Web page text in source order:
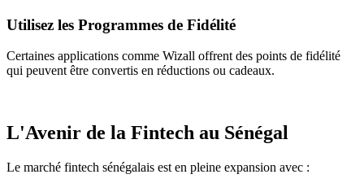
Utilisez les Programmes de Fidélité
Certaines applications comme Wizall offrent des points de fidélité
qui peuvent être convertis en réductions ou cadeaux.
L'Avenir de la Fintech au Sénégal
Le marché fintech sénégalais est en pleine expansion avec :